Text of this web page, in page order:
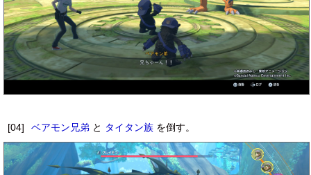
[04] ベアモン兄弟 と タイタン族を倒す。